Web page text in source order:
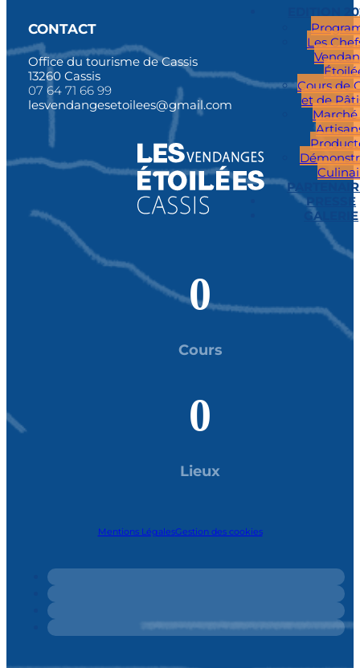
EDITION
Les
Cours de
et de
Marché
PRESSE
GALERIE
CONTACT
Office du tourisme de Cassis
13260 Cassis
07 64 71 66 99
lesvendangesetoilees@gmail.com
0
Cours
0
Lieux
Mentions LégalesGestion des cookies